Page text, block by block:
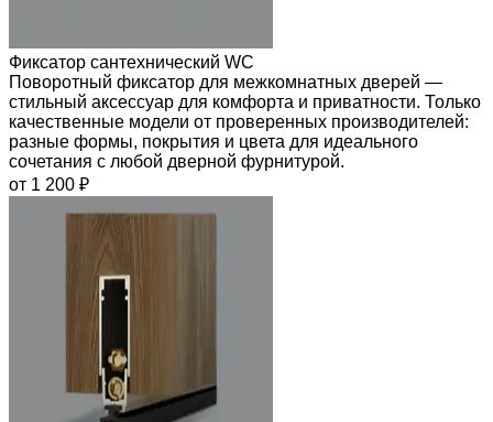
Фиксатор сантехнический WC
Поворотный фиксатор для межкомнатных дверей —
стильный аксессуар для комфорта и приватности. Только
качественные модели от проверенных производителей:
разные формы, покрытия и цвета для идеального
сочетания с любой дверной фурнитурой.
от 1 200 ₽